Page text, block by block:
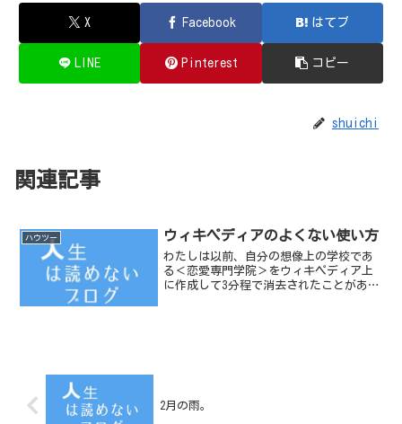
X Facebook はてブ
LINE Pinterest コピー
shuichi
関連記事
ハウツー ウィキペディアのよくない使い方
わたしは以前、自分の想像上の学校であ
る＜恋愛専門学院＞をウィキペディア上
に作成して3分程で消去されたことがあ
2月の雨。